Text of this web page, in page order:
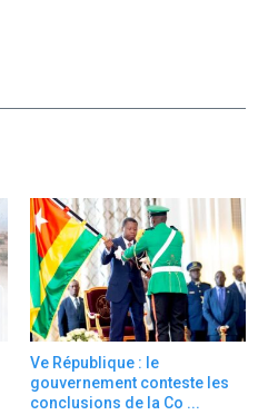
Ve République : le
gouvernement conteste les
conclusions de la Co ...